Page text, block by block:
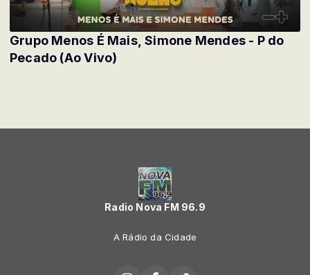
Grupo Menos É Mais, Simone Mendes - P do
Pecado (Ao Vivo)
Radio Nova FM 96.9
A Rádio da Cidade